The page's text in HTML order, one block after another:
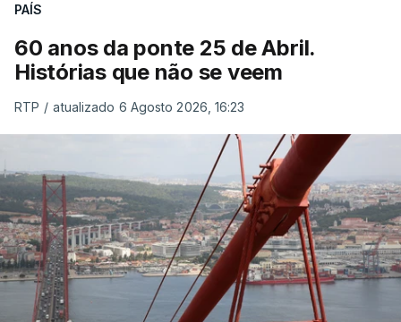
PAÍS
60 anos da ponte 25 de Abril.
Histórias que não se veem
RTP / atualizado 6 Agosto 2026, 16:23